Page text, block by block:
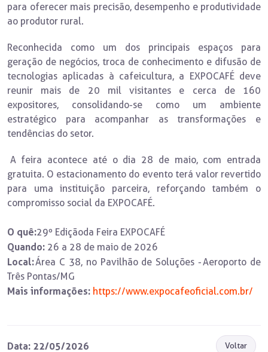
para oferecer mais precisão, desempenho e produtividade
ao produtor rural.
Reconhecida como um dos principais espaços para
geração de negócios, troca de conhecimento e difusão de
tecnologias aplicadas à cafeicultura, a EXPOCAFÉ deve
reunir mais de 20 mil visitantes e cerca de 160
expositores, consolidando-se como um ambiente
estratégico para acompanhar as transformações e
tendências do setor.
A feira acontece até o dia 28 de maio, com entrada
gratuita. O estacionamento do evento terá valor revertido
para uma instituição parceira, reforçando também o
compromisso social da EXPOCAFÉ.
O quê:29º Edição da Feira EXPOCAFÉ
Quando: 26 a 28 de maio de 2026
Local:Área C 38, no Pavilhão de Soluções - Aeroporto de
Três Pontas/MG
Mais informações: https://www.expocafeoficial.com.br/
Data: 22/05/2026 Voltar